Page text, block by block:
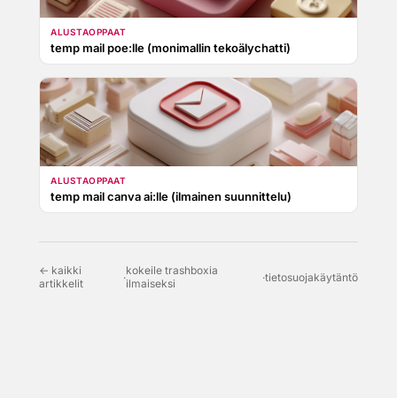
ALUSTAOPPAAT
temp mail poe:lle (monimallin tekoälychatti)
ALUSTAOPPAAT
temp mail canva ai:lle (ilmainen suunnittelu)
← kaikki
artikkelit
·kokeile trashboxia
ilmaiseksi
·tietosuojakäytäntö